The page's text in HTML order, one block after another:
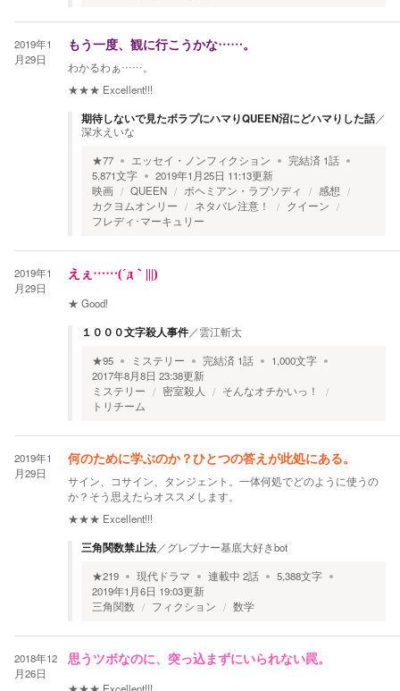
2019年1
月29日
もう一度、観に行こうかな……。
わかるわぁ……。
★★★ Excellent!!!
期待しないで見たボラプにハマりQUEEN沼にどハマりした話／
深水えいな
★77 エッセイ・ノンフィクション 完結済 1話
5,871文字 2019年1月25日 11:13更新
映画
QUEEN ボヘミアン・ラプソディ
感想
カクヨムオンリー
ネタバレ注意！
クイーン
フレディ･マーキュリー
2019年1
月29日
えぇ……(´д｀|||)
★ Good!
１０００文字殺人事件／雲江斬太
★95 ミステリー 完結済 1話 1,000文字
2017年8月8日 23:38更新
ミステリー
密室殺人
そんなオチかいっ！
トリチーム
2019年1
月29日
何のために学ぶのか？ひとつの答えが此処にある。
サイン、コサイン、タンジェント。一体何処でどのように使うの
か？そう思えたらオススメします。
★★★ Excellent!!!
三角関数禁止法／グレブナー基底大好きbot
★219 現代ドラマ 連載中 2話 5,388文字
2019年1月6日 19:03更新
三角関数
フィクション 数学
2018年12
月26日
思うツボなのに、突っ込まずにいられない罠。